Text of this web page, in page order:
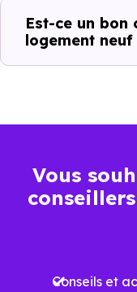
BBC, RT2012,
Est-ce un bon
logement neuf
Vous
Conseils et